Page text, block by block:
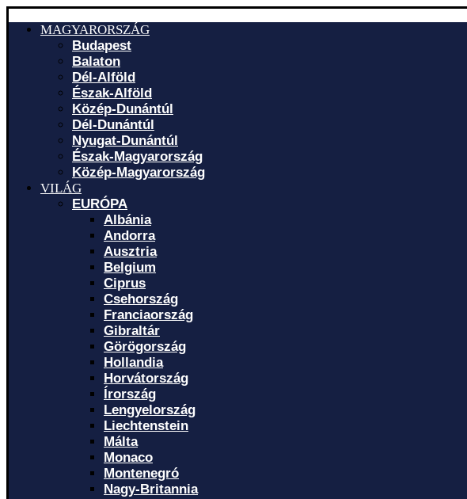
MAGYARORSZÁG
Budapest
Balaton
Dél-Alföld
Észak-Alföld
Közép-Dunántúl
Dél-Dunántúl
Nyugat-Dunántúl
Észak-Magyarország
Közép-Magyarország
VILÁG
EURÓPA
Albánia
Andorra
Ausztria
Belgium
Ciprus
Csehország
Franciaország
Gibraltár
Görögország
Hollandia
Horvátország
Írország
Lengyelország
Liechtenstein
Málta
Monaco
Montenegró
Nagy-Britannia